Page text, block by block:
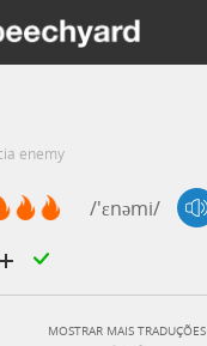
enemy
/'ɛnəmi/
MOSTRAR MAIS TRADUÇÕES